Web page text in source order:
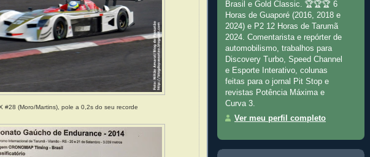
#28 (Moro/Martins), pole a 0,2s do seu recorde
Brasil e Gold Classic. 🏆🏆🏆 6
Horas de Guaporé (2016, 2018 e
2024) e P2 12 Horas de Tarumã
2024. Comentarista e repórter de
automobilismo, trabalhos para
Discovery Turbo, Speed Channel
e Esporte Interativo, colunas
feitas para o jornal Pit Stop e
revistas Potência Máxima e
Curva 3.
Ver meu perfil completo